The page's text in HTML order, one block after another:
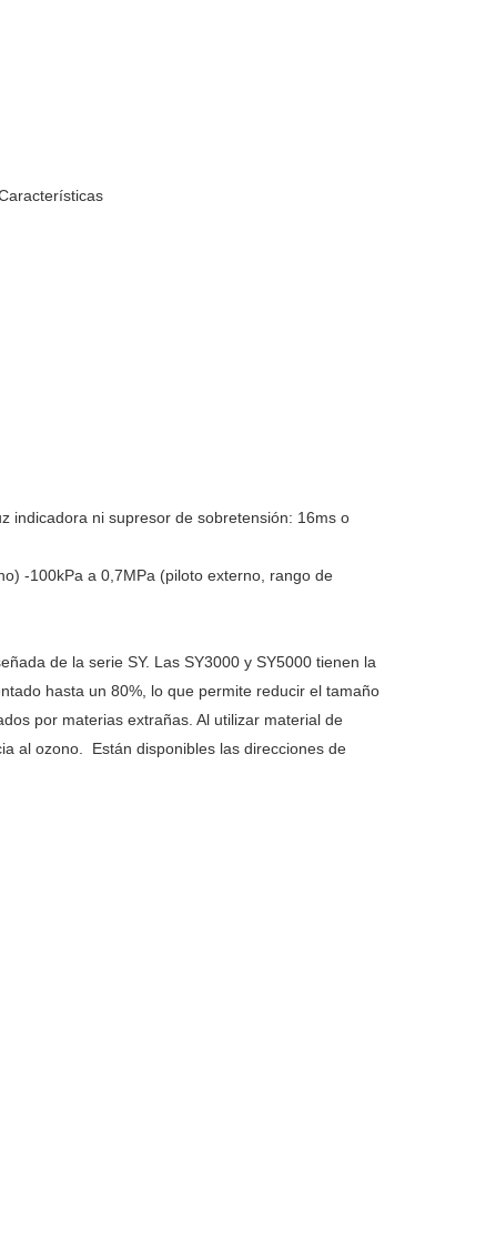
indicadora ni supresor de sobretensión: 16ms o
-100kPa a 0,7MPa (piloto externo, rango de
de la serie SY. Las SY3000 y SY5000 tienen la
hasta un 80%, lo que permite reducir el tamaño
por materias extrañas. Al utilizar material de
al ozono. Están disponibles las direcciones de